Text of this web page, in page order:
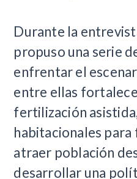
Durante la
propuso una serie
enfrentar el
entre ellas
fertilización
habitacionales para
atraer población
desarrollar una